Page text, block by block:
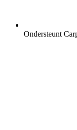
Ondersteunt